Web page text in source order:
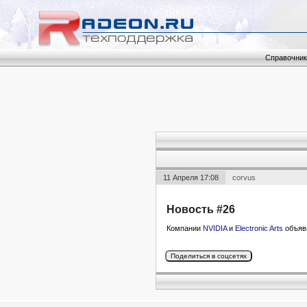
Справочник
11 Апреля 17:08 corvus
Новость #26
Компании NVIDIAи Electronic Arts